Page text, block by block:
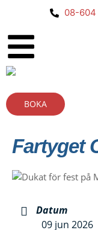
08-
BOKA
Fartyget
Datum
09 jun 2026